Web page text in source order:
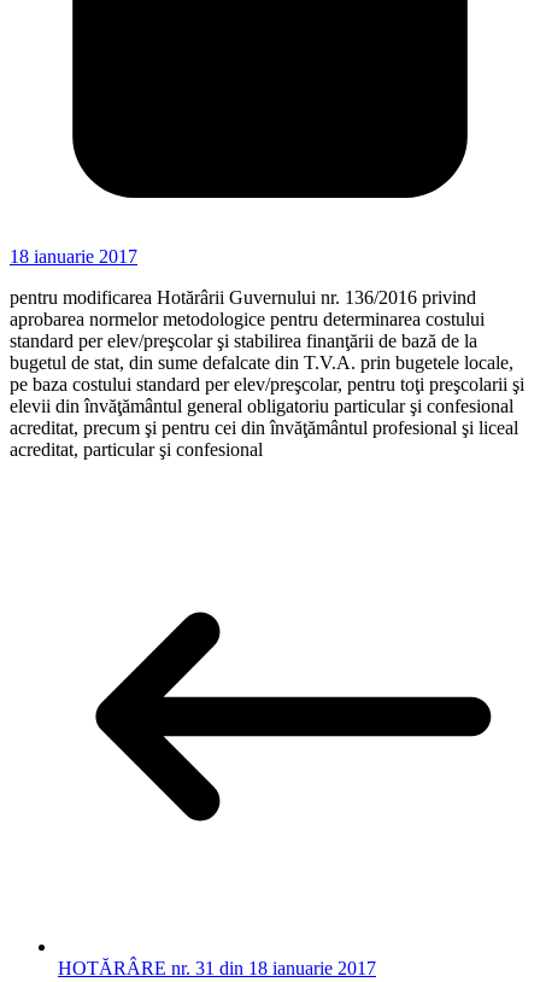
18 ianuarie 2017
pentru modificarea Hotărârii Guvernului nr. 136/2016 privind
aprobarea normelor metodologice pentru determinarea costului
standard per elev/preşcolar şi stabilirea finanţării de bază de la
bugetul de stat, din sume defalcate din T.V.A. prin bugetele locale,
pe baza costului standard per elev/preşcolar, pentru toţi preşcolarii şi
elevii din învăţământul general obligatoriu particular şi confesional
acreditat, precum şi pentru cei din învăţământul profesional şi liceal
acreditat, particular şi confesional
HOTĂRÂRE nr. 31 din 18 ianuarie 2017